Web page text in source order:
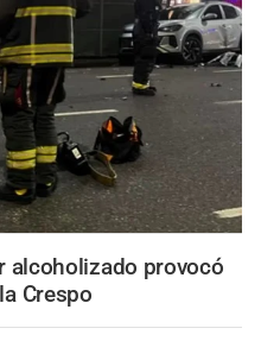
alcoholizado provocó
Crespo